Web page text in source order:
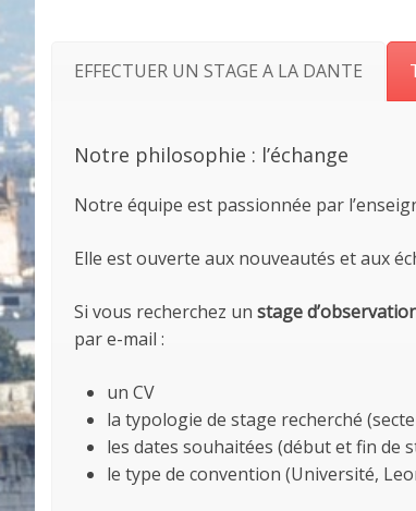
EFFECTUER UN STAGE A LA DANTE
Notre philosophie : l’échange
Notre équipe est passionnée par
Elle est ouverte aux nouveautés et aux
Si vous recherchez un stage
par e-mail :
un CV
la typologie de stage recherché
les dates souhaitées (début et fin de
le type de convention (Université,